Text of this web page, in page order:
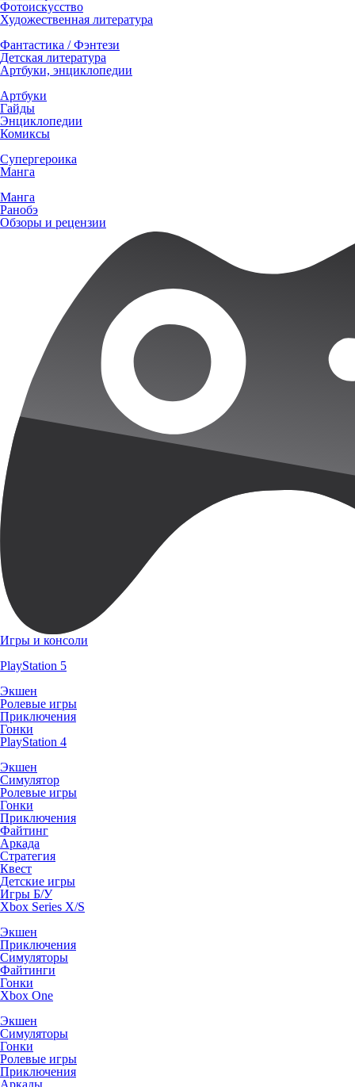
Фотоискусство
Художественная литература
Фантастика / Фэнтези
Детская литература
Артбуки, энциклопедии
Артбуки
Гайды
Энциклопедии
Комиксы
Супергероика
Манга
Манга
Ранобэ
Обзоры и рецензии
Игры и консоли
PlayStation 5
Экшен
Ролевые игры
Приключения
Гонки
PlayStation 4
Экшен
Симулятор
Ролевые игры
Гонки
Приключения
Файтинг
Аркада
Стратегия
Квест
Детские игры
Игры Б/У
Xbox Series X/S
Экшен
Приключения
Симуляторы
Файтинги
Гонки
Xbox One
Экшен
Симуляторы
Гонки
Ролевые игры
Приключения
Аркады